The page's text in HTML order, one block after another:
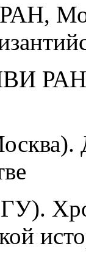
РАН,